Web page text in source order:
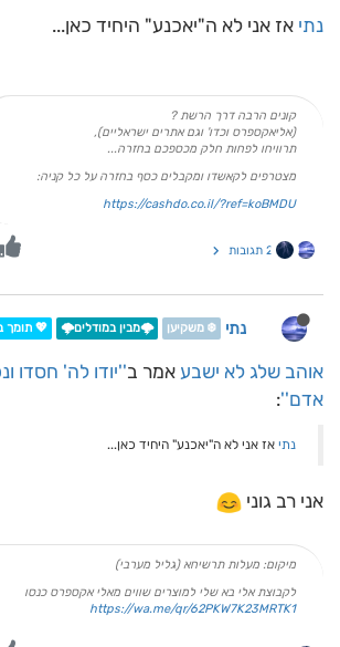
נתי אז אני לא ה"יאכנע" היחיד כאן...
קונים הרבה דרך הרשת ?
(אליאקספרס וכדו' וגם אתרים ישראליים),
תרוויחו לפחות חלק מכספכם בחזרה...
מצטרפים לקאשדו ומקבלים כסף בחזרה על כל קניה:
https://cashdo.co.il/?ref=koBMDU
2 תגובות
נתי ❄️ משקיען 🌩️מבין במודלים🌩️ 💖 תומך
אוהב שלג לא ישבע אמר ב''יודו לה' חסדו
אדם'':
נתי אז אני לא ה"יאכנע" היחיד כאן...
אני רב גוני
מיקום: מעלות תרשיחא (גליל מערבי)
לקבוצת אלי בא שלי למוצרים שווים מאלי אקספרס כנסו
https://wa.me/qr/62PKW7K23MRTK1